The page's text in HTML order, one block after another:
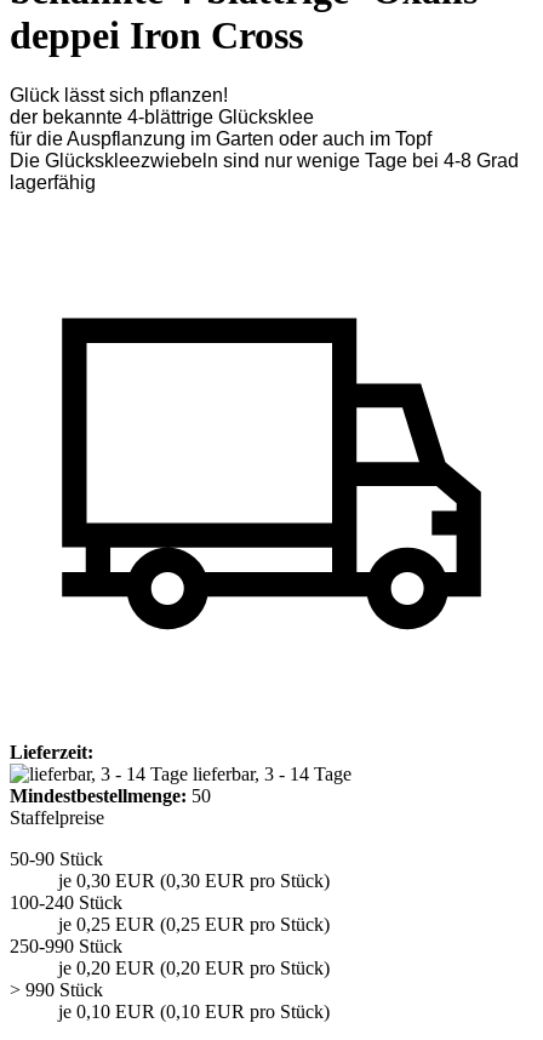
deppei Iron Cross
Glück lässt sich pflanzen!
der bekannte 4-blättrige Glücksklee
für die Auspflanzung im Garten oder auch im Topf
Die Glückskleezwiebeln sind nur wenige Tage bei 4-8 Grad
lagerfähig
Lieferzeit:
lieferbar, 3 - 14 Tage
Mindest­bestellmenge: 50
Staffelpreise
50-90 Stück
je 0,30 EUR (0,30 EUR pro Stück)
100-240 Stück
je 0,25 EUR (0,25 EUR pro Stück)
250-990 Stück
je 0,20 EUR (0,20 EUR pro Stück)
> 990 Stück
je 0,10 EUR (0,10 EUR pro Stück)